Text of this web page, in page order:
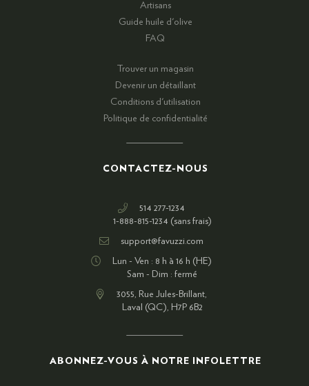
Artisans
Guide huile d'olive
FAQ
Trouver un magasin
Devenir un détaillant
Conditions d'utilisation
Politique de confidentialité
CONTACTEZ-NOUS
514 277-1234
1-888-815-1234 (sans frais)
support@favuzzi.com
Lun - Ven : 8 h à 16 h (HE)
Sam - Dim : fermé
3055, Rue Jules-Brillant,
Laval (QC), H7P 6B2
ABONNEZ-VOUS À NOTRE INFOLETTRE